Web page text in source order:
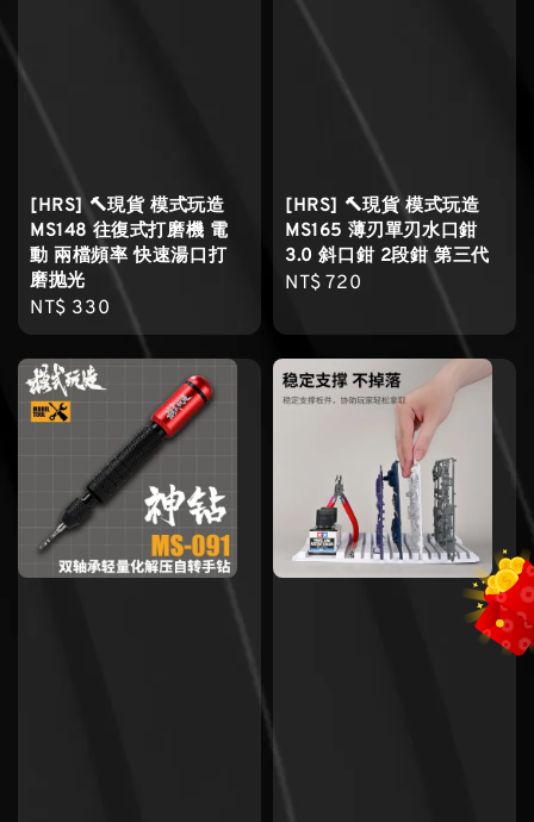
[HRS] 🔨現貨 模式玩造
MS148 往復式打磨機 電
動 兩檔頻率 快速湯口打
磨抛光
Regular
price
NT$ 330
[HRS] 🔨現貨 模式玩造
MS165 薄刃單刃水口鉗
3.0 斜口鉗 2段鉗 第三代
Regular
NT$ 720